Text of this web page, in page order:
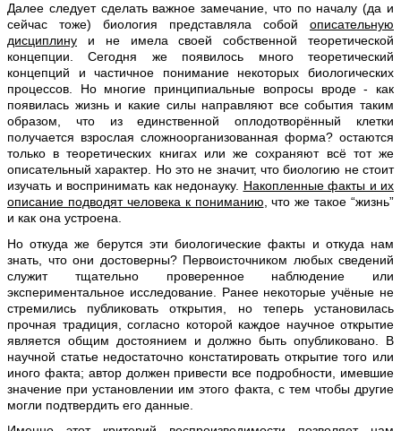
Далее следует сделать важное замечание, что по началу (да и
сейчас тоже) биология представляла собой описательную
дисциплину и не имела своей собственной теоретической
концепции. Сегодня же появилось много теоретический
концепций и частичное понимание некоторых биологических
процессов. Но многие принципиальные вопросы вроде - как
появилась жизнь и какие силы направляют все события таким
образом, что из единственной оплодотворённый клетки
получается взрослая сложноорганизованная форма? остаются
только в теоретических книгах или же сохраняют всё тот же
описательный характер. Но это не значит, что биологию не стоит
изучать и воспринимать как недонауку. Накопленные факты и их
описание подводят человека к пониманию , что же такое “жизнь”
и как она устроена.
Но откуда же берутся эти биологические факты и откуда нам
знать, что они достоверны? Первоисточником любых сведений
служит тщательно проверенное наблюдение или
экспериментальное исследование. Ранее некоторые учёные не
стремились публиковать открытия, но теперь установилась
прочная традиция, согласно которой каждое научное открытие
является общим достоянием и должно быть опубликовано. В
научной статье недостаточно констатировать открытие того или
иного факта; автор должен привести все подробности, имевшие
значение при установлении им этого факта, с тем чтобы другие
могли подтвердить его данные.